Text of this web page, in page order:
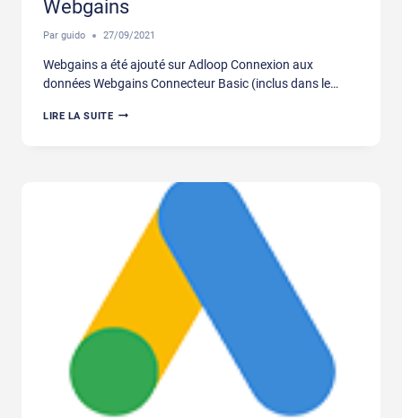
Webgains
Par guido 27/09/2021
Webgains a été ajouté sur Adloop Connexion aux
données Webgains Connecteur Basic (inclus dans le…
LIRE LA SUITEWEBGAINS